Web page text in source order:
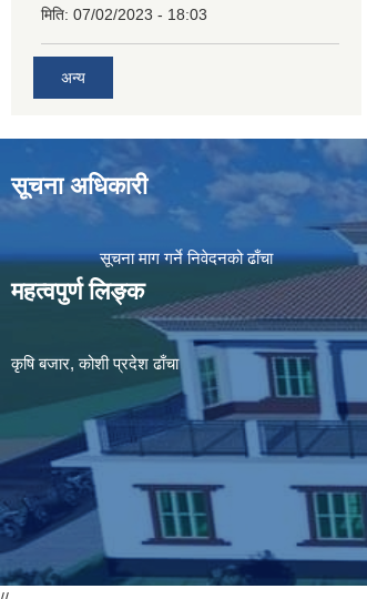
मिति: 07/02/2023 - 18:03
अन्य
सूचना अधिकारी
सूचना माग गर्ने निवेदनको ढाँचा
महत्वपुर्ण लिङ्क
कृषि बजार, कोशी प्रदेश ढाँचा